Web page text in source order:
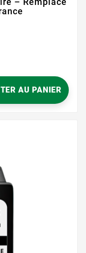
AU PANIER